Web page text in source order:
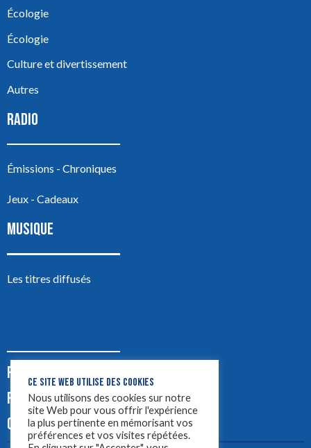
Écologie
Écologie
Culture et divertissement
Autres
RADIO
Émissions - Chroniques
Jeux - Cadeaux
MUSIQUE
Les titres diffusés
PODCASTS
PUB
CONTACT
CE SITE WEB UTILISE DES COOKIES
Nous utilisons des cookies sur notre
site Web pour vous offrir l'expérience
la plus pertinente en mémorisant vos
préférences et vos visites répétées.